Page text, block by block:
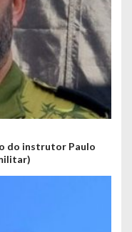
do instrutor Paulo